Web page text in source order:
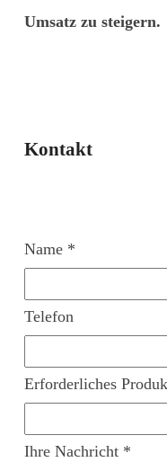
Umsatz zu steigern.
Kontakt
Name *
Telefon
Erforderliches
Ihre Nachricht *